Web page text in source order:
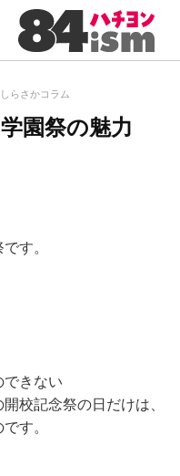
しらさかコラム
園祭の魅力
す。
できない
校記念祭の日だけは、
す。